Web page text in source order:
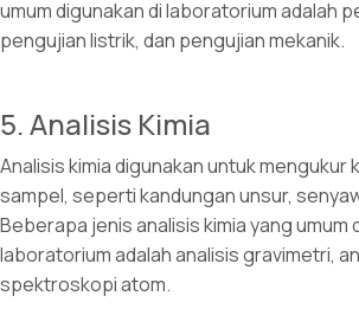
umum digunakan di laboratorium adalah
pengujian listrik, dan pengujian mekanik.
5. Analisis Kimia
Analisis kimia digunakan untuk mengukur
sampel, seperti kandungan unsur,
Beberapa jenis analisis kimia yang umum
laboratorium adalah analisis gravimetri,
spektroskopi atom.